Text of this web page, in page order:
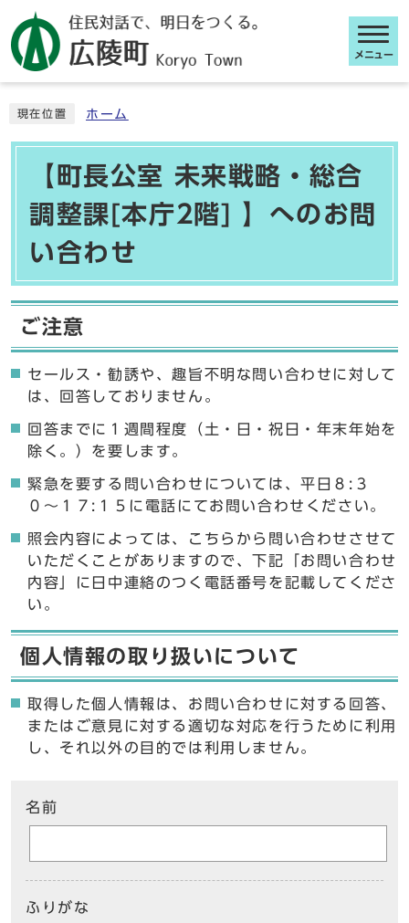
メニュー
現在位置 ホーム
【町長公室 未来戦略・総合
調整課[本庁2階] 】へのお問
い合わせ
ご注意
セールス・勧誘や、趣旨不明な問い合わせに対して
は、回答しておりません。
回答までに１週間程度（土・日・祝日・年末年始を
除く。）を要します。
緊急を要する問い合わせについては、平日８:３
０〜１７:１５に電話にてお問い合わせください。
照会内容によっては、こちらから問い合わせさせて
いただくことがありますので、下記「お問い合わせ
内容」に日中連絡のつく電話番号を記載してくださ
い。
個人情報の取り扱いについて
取得した個人情報は、お問い合わせに対する回答、
またはご意見に対する適切な対応を行うために利用
し、それ以外の目的では利用しません。
名前
ふりがな